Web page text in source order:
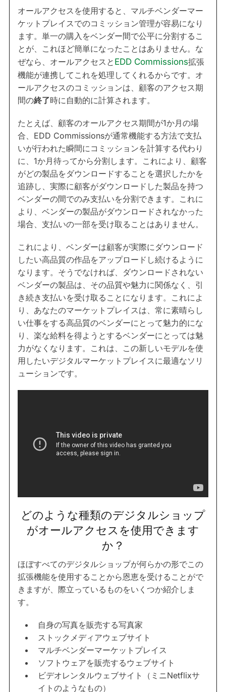
オールアクセスを使用すると、マルチベンダーマー
ケットプレイスでのコミッション管理が容易になり
ます。単一の購入をベンダー間で公平に分割するこ
とが、これほど簡単になったことはありません。な
ぜなら、オールアクセスと EDD Commissions拡張
機能が連携してこれを処理してくれるからです。オ
ールアクセスのコミッションは、顧客のアクセス期
間の終了時に自動的に計算されます。
たとえば、顧客のオールアクセス期間が1か月の場
合、EDD Commissionsが通常機能する方法で支払
いが行われた瞬間にコミッションを計算する代わり
に、1か月待ってから分割します。これにより、顧客
がどの製品をダウンロードすることを選択したかを
追跡し、実際に顧客がダウンロードした製品を持つ
ベンダーの間でのみ支払いを分割できます。これに
より、ベンダーの製品がダウンロードされなかった
場合、支払いの一部を受け取ることはありません。
これにより、ベンダーは顧客が実際にダウンロード
したい高品質の作品をアップロードし続けるように
なります。そうでなければ、ダウンロードされない
ベンダーの製品は、その品質や魅力に関係なく、引
き続き支払いを受け取ることになります。これによ
り、あなたのマーケットプレイスは、常に素晴らし
い仕事をする高品質のベンダーにとって魅力的にな
り、楽な給料を得ようとするベンダーにとっては魅
力がなくなります。これは、この新しいモデルを使
用したいデジタルマーケットプレイスに最適なソリ
ューションです。
どのような種類のデジタルショップ
がオールアクセスを使用できます
か？
ほぼすべてのデジタルショップが何らかの形でこの
拡張機能を使用することから恩恵を受けることがで
きますが、際立っているものをいくつか紹介しま
す。
自身の写真を販売する写真家
ストックメディアウェブサイト
マルチベンダーマーケットプレイス
ソフトウェアを販売するウェブサイト
ビデオレンタルウェブサイト（ミニNetflixサ
イトのようなもの）